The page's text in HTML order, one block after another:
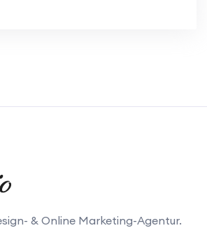
& Online Marketing-Agentur.